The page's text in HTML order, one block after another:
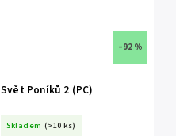
–92 %
Svět Poníků 2 (PC)
Skladem (>10 ks)